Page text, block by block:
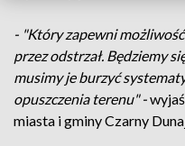
- "Który zapewni
przez odstrzał. Będziemy
musimy je burzyć
opuszczenia terenu" -
miasta i gminy Czarny